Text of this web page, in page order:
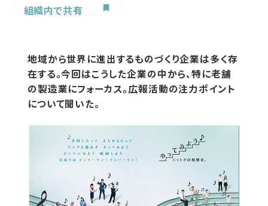
組織内で共有
地域から世界に進出するものづくり企業は多く存
在する。今回はこうした企業の中から、特に老舗
の製造業にフォーカス。広報活動の注力ポイント
について聞いた。